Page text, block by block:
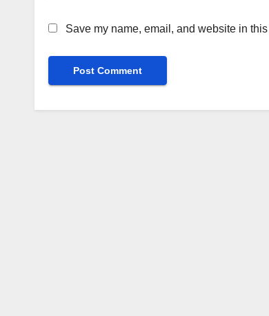
Save my name, email, and website in